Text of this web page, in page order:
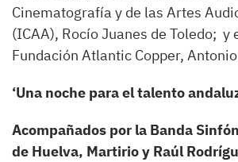
Cinematografía y de las Artes
(ICAA), Rocío Juanes de Toledo; y
Fundación Atlantic Copper,
‘Una noche para el talento
Acompañados por la Banda
de Huelva, Martirio y Raúl